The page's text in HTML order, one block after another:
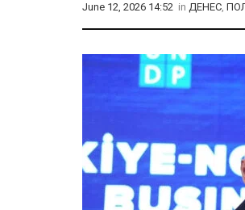
June 12, 2026 14:52 in ДЕНЕС,